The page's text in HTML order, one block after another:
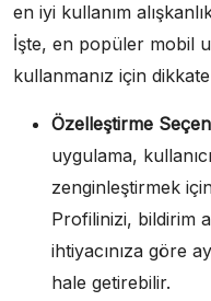
en iyi kullanım
İşte, en popüler mobil
kullanmanız için
Özelleştirme
uygulama,
zenginleştirmek
Profilinizi, bildirim
ihtiyacınıza göre
hale getirebilir.